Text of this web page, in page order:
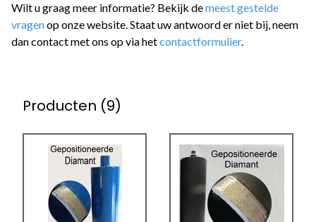
Wilt u graag meer informatie? Bekijk demeest gestelde
vragenop onze website. Staat uw antwoord er niet bij, neem
dan contact met ons op via hetcontactformulier.
Producten (9)